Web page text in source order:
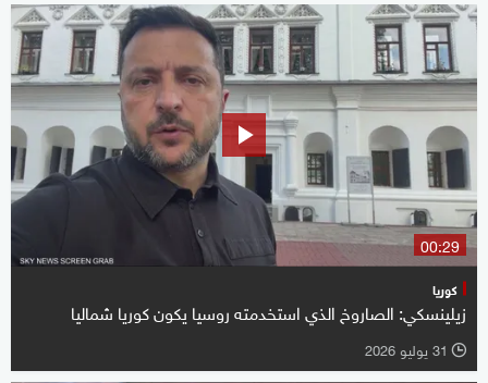
00:29
كوريا
زيلينسكي: الصاروخ الذي استخدمته روسيا يكون كوريا شماليا
l 31 يوليو 2026